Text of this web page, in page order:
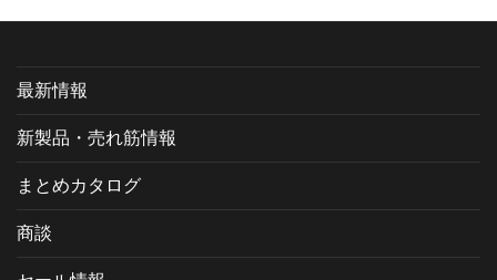
最新情報
新製品・売れ筋情報
まとめカタログ
商談